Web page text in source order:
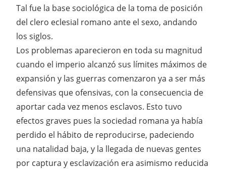
Tal fue la base sociológica de la toma de posición
del clero eclesial romano ante el sexo, andando
los siglos.
Los problemas aparecieron en toda su magnitud
cuando el imperio alcanzó sus límites máximos de
expansión y las guerras comenzaron ya a ser más
defensivas que ofensivas, con la consecuencia de
aportar cada vez menos esclavos. Esto tuvo
efectos graves pues la sociedad romana ya había
perdido el hábito de reproducirse, padeciendo
una natalidad baja, y la llegada de nuevas gentes
por captura y esclavización era asimismo reducida